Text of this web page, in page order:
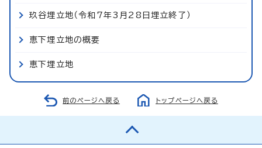
玖谷埋立地（令和7年3月28日埋立終了）
恵下埋立地の概要
恵下埋立地
前のページへ戻る トップページへ戻る